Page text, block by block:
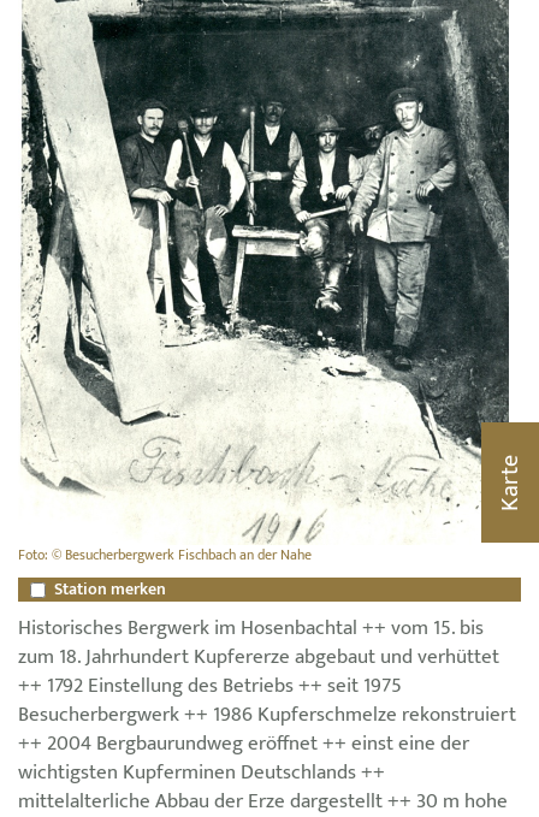
Foto: © Besucherbergwerk Fischbach an der Nahe
Station merken
Historisches Bergwerk im Hosenbachtal ++ vom 15. bis
zum 18. Jahrhundert Kupfererze abgebaut und verhüttet
++ 1792 Einstellung des Betriebs ++ seit 1975
Besucherbergwerk ++ 1986 Kupferschmelze rekonstruiert
++ 2004 Bergbaurundweg eröffnet ++ einst eine der
wichtigsten Kupferminen Deutschlands ++
mittelalterliche Abbau der Erze dargestellt ++ 30 m hohe
Karte